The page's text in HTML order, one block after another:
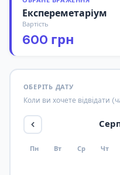
Експереметаріум
Вартість
600 грн
ОБЕРІТЬ ДАТУ
Коли ви хочете відвідати
Пн Вт Ср Чт